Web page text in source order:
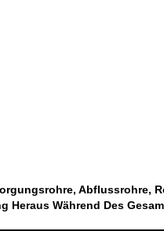
Abflussrohre,
Heraus Während Des